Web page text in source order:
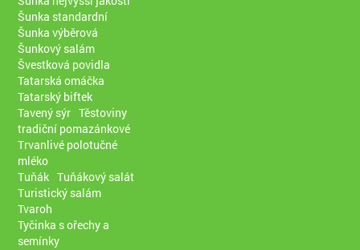
Šunka standardní
Šunka výběrová
Šunkový salám
Švestková povidla
Tatarská omáčka
Tatarský biftek
Tavený sýr Těstoviny
tradiční pomazánkové
Trvanlivé polotučné
mléko
Tuňák Tuňákový salát
Turistický salám
Tvaroh
Tyčinka s ořechy a
semínky